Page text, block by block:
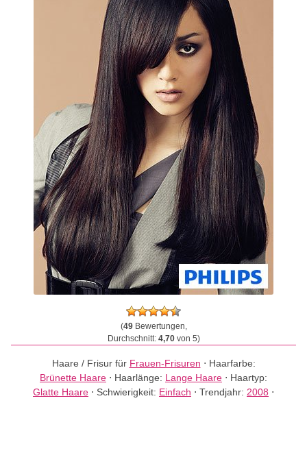
(49Bewertungen,
Durchschnitt: 4,70von 5)
Haare / Frisur für Frauen-Frisuren ⋅ Haarfarbe:
Brünette Haare ⋅ Haarlänge: Lange Haare ⋅ Haartyp:
Glatte Haare ⋅ Schwierigkeit: Einfach ⋅ Trendjahr: 2008 ⋅